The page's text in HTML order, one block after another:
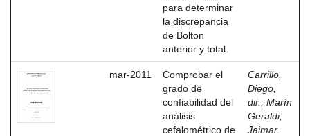
para determinar
la discrepancia
de Bolton
anterior y total.
mar-2011
Comprobar el
grado de
confiabilidad del
análisis
cefalométrico de
Carrillo,
Diego,
dir. ; Marín
Geraldi,
Jaimar